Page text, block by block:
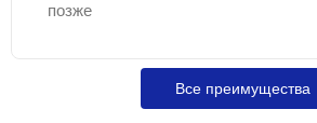
позже
Все преимущества